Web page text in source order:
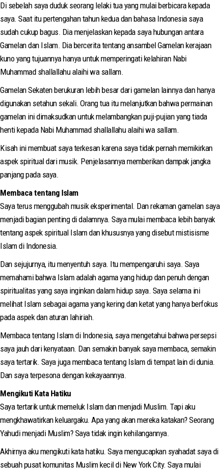
Di sebelah saya duduk seorang lelaki tua yang mulai berbicara kepada
saya. Saat itu pertengahan tahun kedua dan bahasa Indonesia saya
sudah cukup bagus. Dia menjelaskan kepada saya hubungan antara
Gamelan dan Islam. Dia bercerita tentang ansambel Gamelan kerajaan
kuno yang tujuannya hanya untuk memperingati kelahiran Nabi
Muhammad shallallahu alaihi wa sallam.
Gamelan Sekaten berukuran lebih besar dari gamelan lainnya dan hanya
digunakan setahun sekali. Orang tua itu melanjutkan bahwa permainan
gamelan ini dimaksudkan untuk melambangkan puji-pujian yang tiada
henti kepada Nabi Muhammad shallallahu alaihi wa sallam.
Kisah ini membuat saya terkesan karena saya tidak pernah memikirkan
aspek spiritual dari musik. Penjelasannya memberikan dampak jangka
panjang pada saya.
Membaca tentang Islam
Saya terus menggubah musik eksperimental. Dan rekaman gamelan saya
menjadi bagian penting di dalamnya. Saya mulai membaca lebih banyak
tentang aspek spiritual Islam dan khususnya yang disebut mistisisme
Islam di Indonesia.
Dan sejujurnya, itu menyentuh saya. Itu mempengaruhi saya. Saya
memahami bahwa Islam adalah agama yang hidup dan penuh dengan
spiritualitas yang saya inginkan dalam hidup saya. Saya selama ini
melihat Islam sebagai agama yang kering dan ketat yang hanya berfokus
pada aspek dan aturan lahiriah.
Membaca tentang Islam di Indonesia, saya mengetahui bahwa persepsi
saya jauh dari kenyataan. Dan semakin banyak saya membaca, semakin
saya tertarik. Saya juga membaca tentang Islam di tempat lain di dunia.
Dan saya terpesona dengan kekayaannya.
Mengikuti Kata Hatiku
Saya tertarik untuk memeluk Islam dan menjadi Muslim. Tapi aku
mengkhawatirkan keluargaku. Apa yang akan mereka katakan? Seorang
Yahudi menjadi Muslim? Saya tidak ingin kehilangannya.
Akhirnya aku mengikuti kata hatiku. Saya mengucapkan syahadat saya di
sebuah pusat komunitas Muslim kecil di New York City. Saya mulai